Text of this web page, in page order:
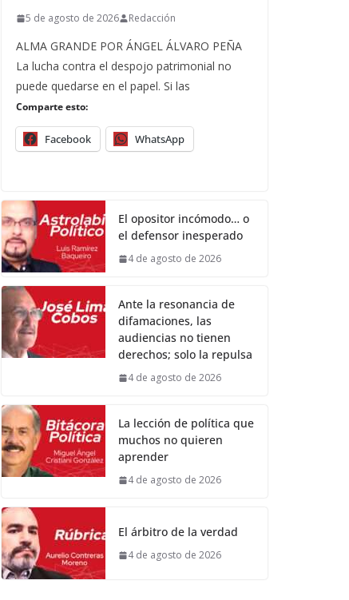
5 de agosto de 2026 Redacción
ALMA GRANDE POR ÁNGEL ÁLVARO PEÑA
La lucha contra el despojo patrimonial no
puede quedarse en el papel. Si las
Comparte esto:
Facebook WhatsApp
El opositor incómodo… o
el defensor inesperado
4 de agosto de 2026
Ante la resonancia de
difamaciones, las
audiencias no tienen
derechos; solo la repulsa
4 de agosto de 2026
La lección de política que
muchos no quieren
aprender
4 de agosto de 2026
El árbitro de la verdad
4 de agosto de 2026